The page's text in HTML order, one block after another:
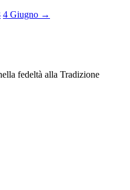
4 Giugno →
fedeltà alla Tradizione